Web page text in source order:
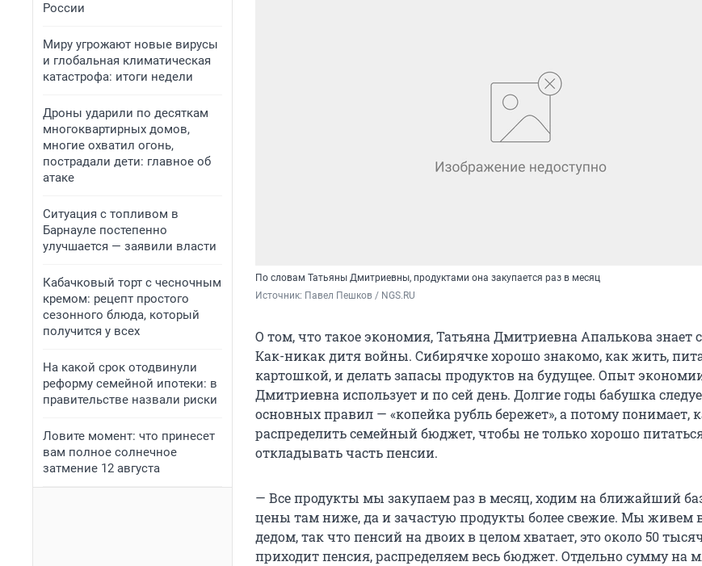
России
Миру угрожают новые вирусы
и глобальная климатическая
катастрофа: итоги недели
Дроны ударили по десяткам
многоквартирных домов,
многие охватил огонь,
пострадали дети: главное об
атаке
Ситуация с топливом в
Барнауле постепенно
улучшается — заявили власти
Кабачковый торт с чесночным
кремом: рецепт простого
сезонного блюда, который
получится у всех
На какой срок отодвинули
реформу семейной ипотеки: в
правительстве назвали риски
Ловите момент: что принесет
вам полное солнечное
затмение 12 августа
По словам Татьяны Дмитриевны, продуктами она закупается раз в месяц
Источник: Павел Пешков / NGS.RU
О том, что такое экономия, Татьяна Дмитриевна Апалькова знает с
Как-никак дитя войны. Сибирячке хорошо знакомо, как жить,
картошкой, и делать запасы продуктов на будущее. Опыт
Дмитриевна использует и по сей день. Долгие годы бабушка
основных правил — «копейка рубль бережет», а потому понимает,
распределить семейный бюджет, чтобы не только хорошо
откладывать часть пенсии.
— Все продукты мы закупаем раз в месяц, ходим на ближайший
цены там ниже, да и зачастую продукты более свежие. Мы живем
дедом, так что пенсий на двоих в целом хватает, это около 50
приходит пенсия, распределяем весь бюджет. Отдельно сумму на